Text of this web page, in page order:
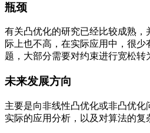
瓶颈
有关凸优化的研究已经比较成熟
际上也不高，在实际应用中，很少
题，大部分需要对约束进行宽松转
未来发展方向
主要是向非线性凸优化或非凸优
实际的应用分析，以及对算法的复